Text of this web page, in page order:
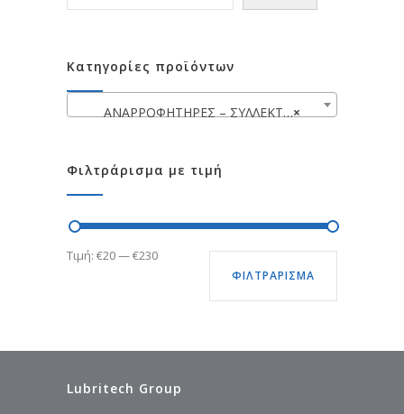
Κατηγορίες προϊόντων
×
ΑΝΑΡΡΟΦΗΤΗΡΕΣ – ΣΥΛΛΕΚΤΕΣ ΛΑΔΙΟΥ – ΑΝΤΛΙΕΣ ΛΑΔΙΟΥ
Φιλτράρισμα με τιμή
Ελάχιστη
Μέγιστη
ΦΙΛΤΡΆΡΙΣΜΑ
Τιμή: €20—€230
Lubritech Group